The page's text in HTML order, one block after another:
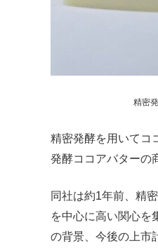
精密
精密発酵を用いてコ
発酵ココアバターの
同社は約1年前、精
を中心に高い関心を
の背景、今後の上市